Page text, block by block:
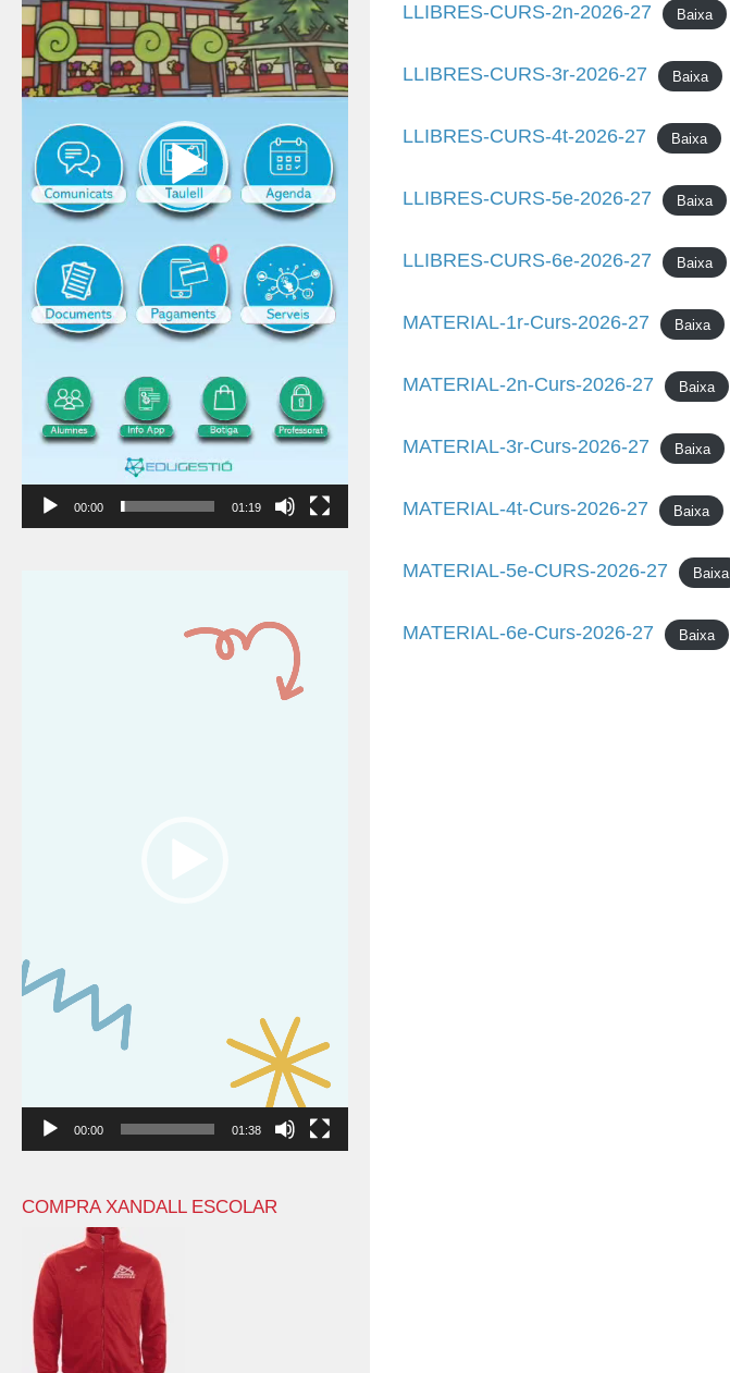
LLIBRES-CURS-2n-2026-27 Baixa
LLIBRES-CURS-3r-2026-27 Baixa
LLIBRES-CURS-4t-2026-27 Baixa
LLIBRES-CURS-5e-2026-27 Baixa
LLIBRES-CURS-6e-2026-27 Baixa
MATERIAL-1r-Curs-2026-27 Baixa
MATERIAL-2n-Curs-2026-27 Baixa
MATERIAL-3r-Curs-2026-27 Baixa
MATERIAL-4t-Curs-2026-27 Baixa
MATERIAL-5e-CURS-2026-27 Baixa
MATERIAL-6e-Curs-2026-27 Baixa
00:00 01:19
00:00 01:38
COMPRA XANDALL ESCOLAR